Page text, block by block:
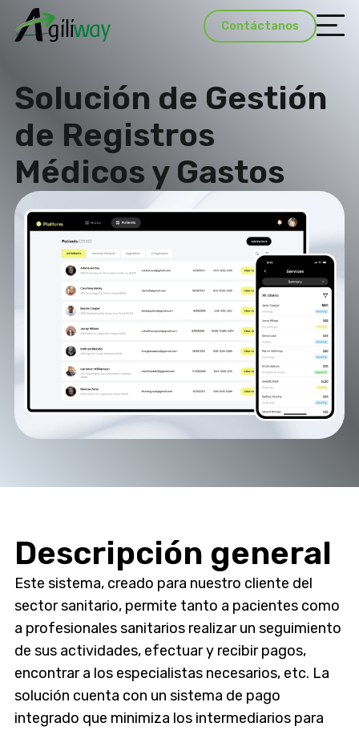
Contáctanos
Solución de Gestión
de Registros
Médicos y Gastos
Descripción general
Este sistema, creado para nuestro cliente del
sector sanitario, permite tanto a pacientes como
a profesionales sanitarios realizar un seguimiento
de sus actividades, efectuar y recibir pagos,
encontrar a los especialistas necesarios, etc. La
solución cuenta con un sistema de pago
integrado que minimiza los intermediarios para